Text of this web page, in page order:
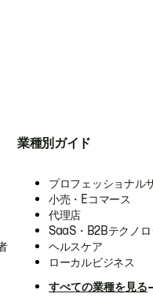
業種別ガイド
プロフェッショナル
小売・Eコマース
代理店
SaaS・B2Bテクノロ
ヘルスケア
ローカルビジネス
すべての業種を見る